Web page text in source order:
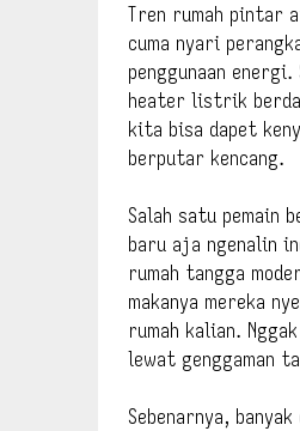
Tren rumah pintar
cuma nyari
penggunaan
heater listrik
kita bisa dapet
berputar kencang.
Salah satu pemain
baru aja ngenalin
rumah tangga
makanya mereka
rumah kalian.
lewat genggaman
Sebenarnya,